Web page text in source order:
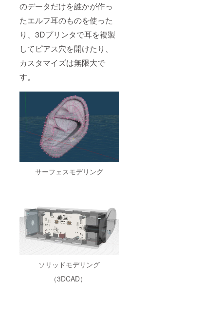
のデータだけを誰かが作っ
たエルフ耳のものを使った
り、3Dプリンタで耳を複製
してピアス穴を開けたり、
カスタマイズは無限大で
す。
サーフェスモデリング
ソリッドモデリング
（3DCAD）